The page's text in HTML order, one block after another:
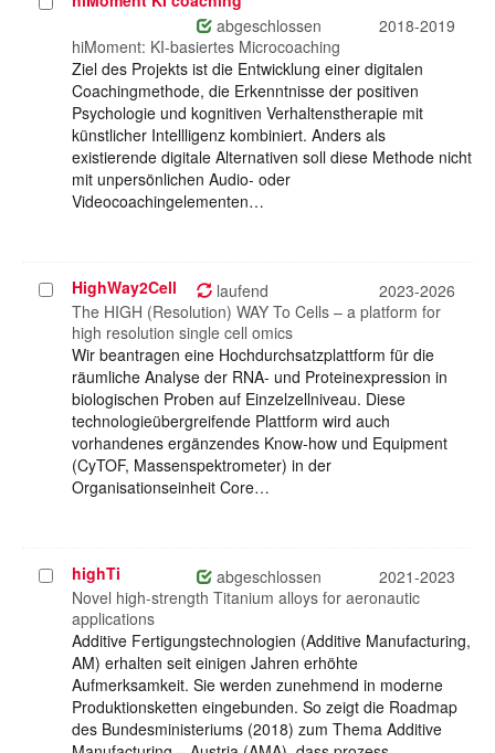
abgeschlossen
2018-2019
hiMoment: KI-basiertes Microcoaching
Ziel des Projekts ist die Entwicklung einer digitalen
Coachingmethode, die Erkenntnisse der positiven
Psychologie und kognitiven Verhaltenstherapie mit
künstlicher Intellligenz kombiniert. Anders als
existierende digitale Alternativen soll diese Methode nicht
mit unpersönlichen Audio- oder
Videocoachingelementen…
Projekt
auswählen
HighWay2Cell laufend
2023-2026
The HIGH (Resolution) WAY To Cells – a platform for
high resolution single cell omics
Wir beantragen eine Hochdurchsatzplattform für die
räumliche Analyse der RNA- und Proteinexpression in
biologischen Proben auf Einzelzellniveau. Diese
technologieübergreifende Plattform wird auch
vorhandenes ergänzendes Know-how und Equipment
(CyTOF, Massenspektrometer) in der
Organisationseinheit Core…
Projekt
auswählen
highTi abgeschlossen
2021-2023
Novel high-strength Titanium alloys for aeronautic
applications
Additive Fertigungstechnologien (Additive Manufacturing,
AM) erhalten seit einigen Jahren erhöhte
Aufmerksamkeit. Sie werden zunehmend in moderne
Produktionsketten eingebunden. So zeigt die Roadmap
des Bundesministeriums (2018) zum Thema Additive